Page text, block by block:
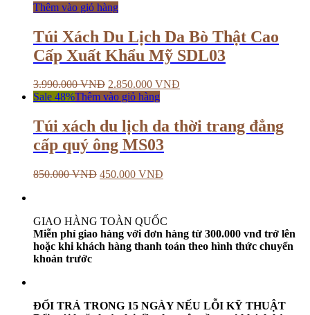
Thêm vào giỏ hàng
Túi Xách Du Lịch Da Bò Thật Cao
Cấp Xuất Khẩu Mỹ SDL03
3.990.000VNĐ 2.850.000 VNĐ
Sale 48%Thêm vào giỏ hàng
Túi xách du lịch da thời trang đẳng
cấp quý ông MS03
850.000VNĐ 450.000 VNĐ
GIAO HÀNG TOÀN QUỐC
Miễn phí giao hàng với đơn hàng từ 300.000 vnđ trở lên
hoặc khi khách hàng thanh toán theo hình thức chuyển
khoản trước
ĐỔI TRẢ TRONG 15 NGÀY NẾU LỖI KỸ THUẬT